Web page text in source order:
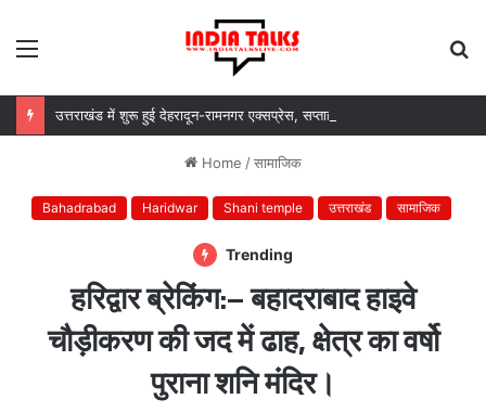
Home /सामाजिक
Bahadrabad Haridwar Shani temple उत्तराखंड सामाजिक
Trending
हरिद्वार ब्रेकिंग:– बहादराबाद हाइवे
चौड़ीकरण की जद में ढाह, क्षेत्र का वर्षो
पुराना शनि मंदिर।